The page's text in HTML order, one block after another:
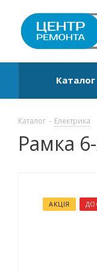
Каталог
Каталог - Електрика
Рамка
АКЦІЯ